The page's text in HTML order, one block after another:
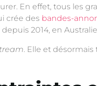
En effet, tous les
crée des bandes-
depuis 2014, en
. Elle et